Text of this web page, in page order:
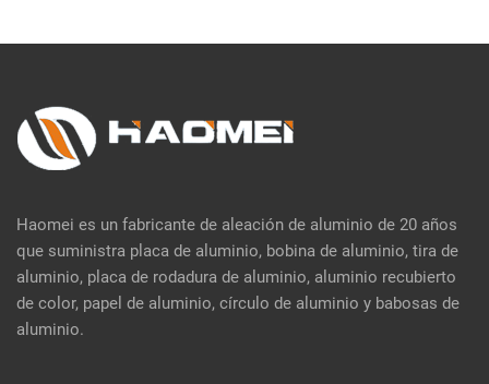
Haomei es un fabricante de aleación de aluminio de 20 años
que suministra placa de aluminio, bobina de aluminio, tira de
aluminio, placa de rodadura de aluminio, aluminio recubierto
de color, papel de aluminio, círculo de aluminio y babosas de
aluminio.